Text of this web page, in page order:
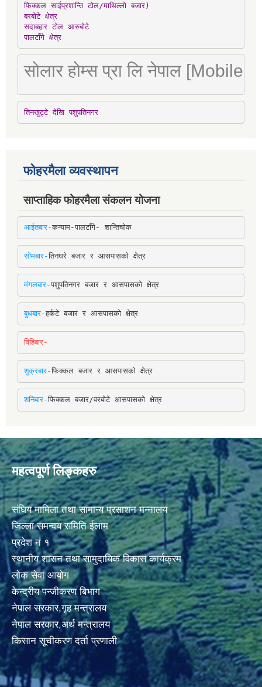
फिक्कल साईप्रशान्ति टोल/माथिल्लो बजार)
बरबोटे क्षेत्र
सदाबहार टोल आरुबोटे
पालटाँगे क्षेत्र
सोलार होम्स प्रा लि नेपाल [Mobile
तिनखुट्टे देखि पशुपतिनगर
फोहरमैला व्यवस्थापन
साप्ताहिक फोहरमैला संकलन योजना
आईतबार-कन्याम-पालटाँगे- शान्तिचोक
सोमबार-तिनघरे बजार र आसपासको क्षेत्र
मंगलबार-पशुपतिनगर बजार र आसपासको क्षेत्र
बुधबार-हर्कटे बजार र आसपासको क्षेत्र
विहिबार-
शुक्रबार-फिक्कल बजार र आसपासको क्षेत्र
शनिबार-फिक्कल बजार/वरबोटे आसपासको क्षेत्र
महत्वपूर्ण लिङ्कहरु
संघिय मामिला तथा सामान्य प्रसाशन मन्नालय
जिल्ला समन्वय समिति ईलाम
प्रदेश नं १
स्थानीय शासन तथा सामुदायिक विकास कार्यक्रम
लोक सेवा आयोग
केन्द्रीय पन्जीकरण बिभाग
नेपाल सरकार,गृह मन्त्रालय
नेपाल सरकार,अर्थ मन्त्रालय
किसान सूचीकरण दर्ता प्रणाली